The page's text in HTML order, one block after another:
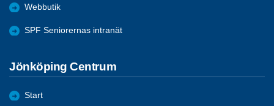
Webbutik
SPF Seniorernas intranät
Jönköping Centrum
Start